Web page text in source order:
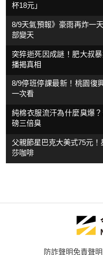
杯18元」
8/9天氣預報》豪雨再炸一
部變天
突猝逝死因成謎！肥大叔
播揭真相
8/9停班停課最新！桃園
一次看
純棉衣服流汗為什麼臭爆
磅三倍臭
父親節星巴克大美式75元
莎咖啡
防詐聲明免責聲明